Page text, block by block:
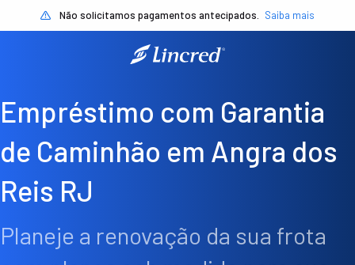
Não solicitamos pagamentos antecipados. Saiba mais
Empréstimo com Garantia
de Caminhão em Angra dos
Reis RJ
Planeje a renovação da sua frota